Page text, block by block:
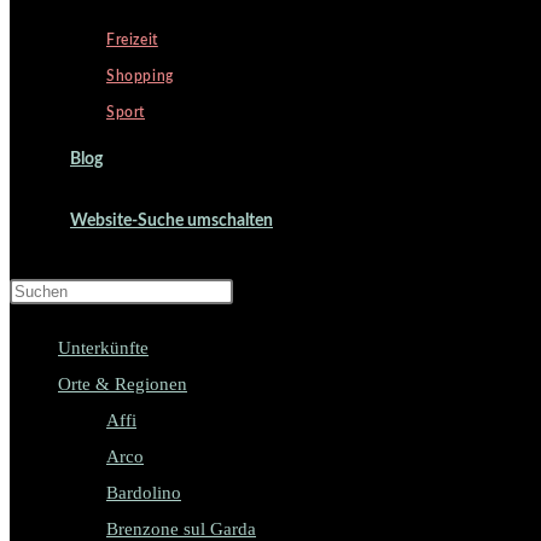
Freizeit
Shopping
Sport
Blog
Website-Suche umschalten
Unterkünfte
Orte & Regionen
Affi
Arco
Bardolino
Brenzone sul Garda